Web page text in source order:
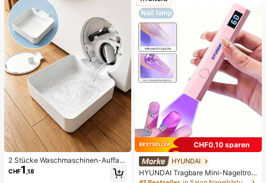
2 Stücke Waschmaschinen-Auffan
gwanne Tropfschale, wasserdichte
Bodenschutzmatte für Waschraum,
CHF1 ,18
CHF0,10 sparen
HYUNDAI
HYUNDAI Tragbare Mini-Nageltroc
kner Aufladbare Handheld-Nagella